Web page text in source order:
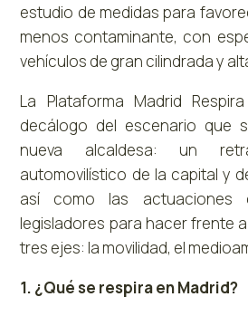
estudio de medidas para
menos contaminante, con
vehículos de gran cilindrada y
La Plataforma Madrid
decálogo del escenario que
nueva alcaldesa: un
automovilístico de la capital y
así como las actuaciones
legisladores para hacer frente
tres ejes: la movilidad, el
1. ¿Qué se respira en Madrid?